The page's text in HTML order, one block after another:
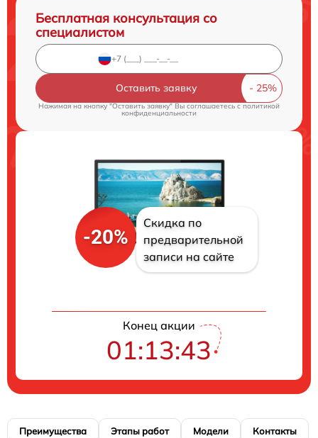
Бесплатная консультация со
специалистом
Оставить заявку
Нажимая на кнопку "Оставить заявку" Вы соглашаетесь cполитикой
конфиденциальности
-20%
Скидка по
предварительной
записи на сайте
Конец акции
01:13:42
Преимущества Этапы работ Модели Контакты